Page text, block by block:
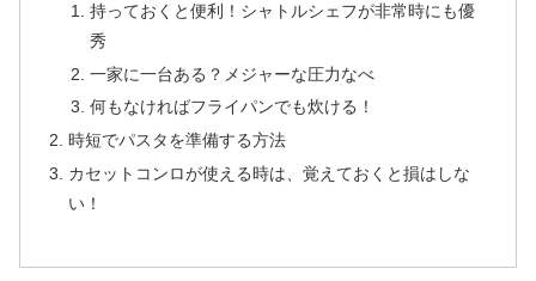
持っておくと便利！シャトルシェフが非常時にも優
秀
一家に一台ある？メジャーな圧力なべ
何もなければフライパンでも炊ける！
時短でパスタを準備する方法
カセットコンロが使える時は、覚えておくと損はしな
い！